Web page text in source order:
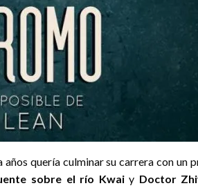
años quería culminar su carrera con un
sobre el río Kwaiy Doctor